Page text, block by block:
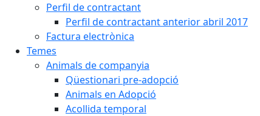
Perfil de contractant
Perfil de contractant anterior abril 2017
Factura electrònica
Temes
Animals de companyia
Qüestionari pre-adopció
Animals en Adopció
Acollida temporal